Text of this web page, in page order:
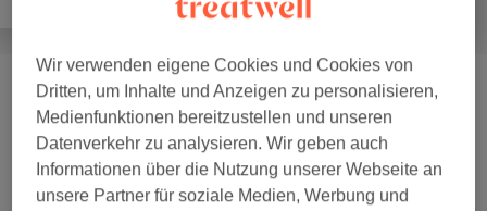
Massagen (4 ) ab 31,50 €
Salonbewertungen
Wir verwenden eigene Cookies und Cookies von
Dritten, um Inhalte und Anzeigen zu personalisieren,
Medienfunktionen bereitzustellen und unseren
Datenverkehr zu analysieren. Wir geben auch
Informationen über die Nutzung unserer Webseite an
unsere Partner für soziale Medien, Werbung und